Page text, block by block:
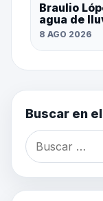
Braulio
agua de
8 AGO 2026
Buscar en